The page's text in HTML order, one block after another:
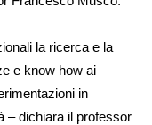
la ricerca e la
e know how ai
in
– dichiara il professor